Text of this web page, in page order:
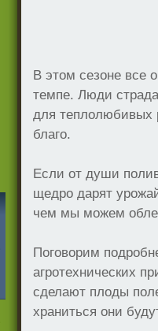
В этом сезоне все
темпе. Люди
для теплолюбивых
благо.
Если от души
щедро дарят
чем мы можем
Поговорим
агротехнических
сделают плоды
храниться они